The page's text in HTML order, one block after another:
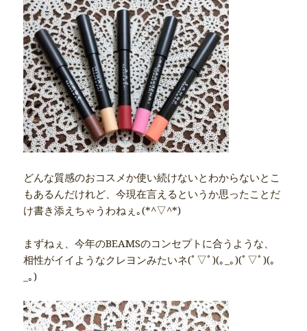
どんな質感のおコスメか使い続けないとわからないとこ
もあるんだけれど、今現在言えるというか思ったことだ
け書き添えちゃうわねぇ｡(*^▽^*)ゞ
まずねぇ、今年のBEAMSのコンセプトに合うような、
相性がイイようなクレヨンみたいネ(ﾟ▽ﾟ)(｡_｡)(ﾟ▽ﾟ)(｡
_｡)